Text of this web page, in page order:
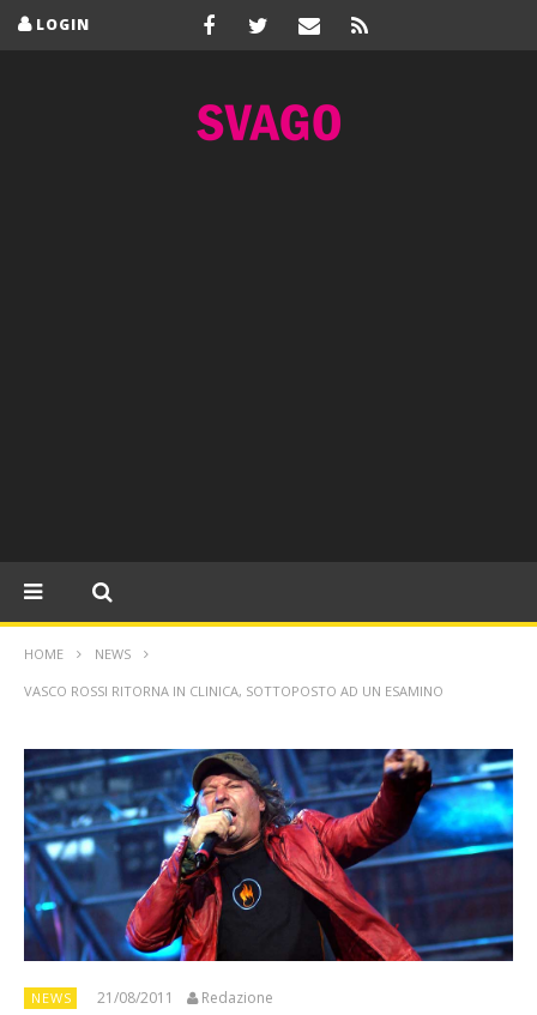
LOGIN
HOME NEWS
VASCO ROSSI RITORNA IN CLINICA, SOTTOPOSTO AD UN ESAMINO
NEWS 21/08/2011 Redazione